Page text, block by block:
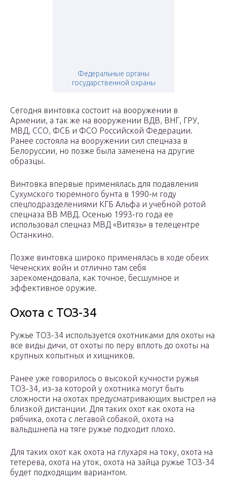
Федеральные органы
государственной охраны
Сегодня винтовка состоит на вооружении в
Армении, а так же на вооружении ВДВ, ВНГ, ГРУ,
МВД, ССО, ФСБ и ФСО Российской Федерации.
Ранее состояла на вооружении сил спецназа в
Белоруссии, но позже была заменена на другие
образцы.
Винтовка впервые применялась для подавления
Сухумского тюремного бунта в 1990-м году
спецподразделениями КГБ Альфа и учебной ротой
спецназа ВВ МВД. Осенью 1993-го года ее
использовал спецназ МВД «Витязь» в телецентре
Останкино.
Позже винтовка широко применялась в ходе обеих
Чеченских войн и отлично там себя
зарекомендовала, как точное, бесшумное и
эффективное оружие.
Охота с ТОЗ-34
Ружье ТОЗ-34 используется охотниками для охоты на
все виды дичи, от охоты по перу вплоть до охоты на
крупных копытных и хищников.
Ранее уже говорилось о высокой кучности ружья
ТОЗ-34, из-за которой у охотника могут быть
сложности на охотах предусматривающих выстрел на
близкой дистанции. Для таких охот как охота на
рябчика, охота с легавой собакой, охота на
вальдшнепа на тяге ружье подходит плохо.
Для таких охот как охота на глухаря на току, охота на
тетерева, охота на уток, охота на зайца ружье ТОЗ-34
будет подходящим вариантом.